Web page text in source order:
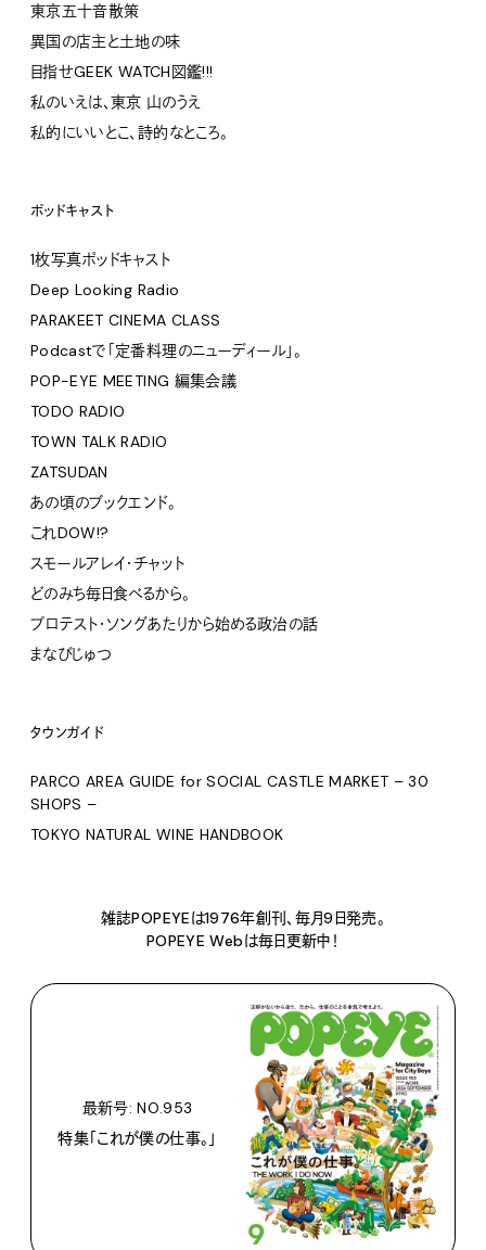
東京五十音散策
異国の店主と土地の味
目指せGEEK WATCH図鑑!!!
私のいえは、東京 山のうえ
私的にいいとこ、詩的なところ。
ポッドキャスト
1枚写真ポッドキャスト
Deep Looking Radio
PARAKEET CINEMA CLASS
Podcastで「定番料理のニューディール」。
POP-EYE MEETING 編集会議
TODO RADIO
TOWN TALK RADIO
ZATSUDAN
あの頃のブックエンド。
これDOW!?
スモールアレイ・チャット
どのみち毎日食べるから。
プロテスト・ソングあたりから始める政治の話
まなびじゅつ
タウンガイド
PARCO AREA GUIDE for SOCIAL CASTLE MARKET – 30
SHOPS –
TOKYO NATURAL WINE HANDBOOK
雑誌POPEYEは1976年創刊、毎月9日発売。
POPEYE Webは毎日更新中！
最新号: NO.953
特集「これが僕の仕事。」